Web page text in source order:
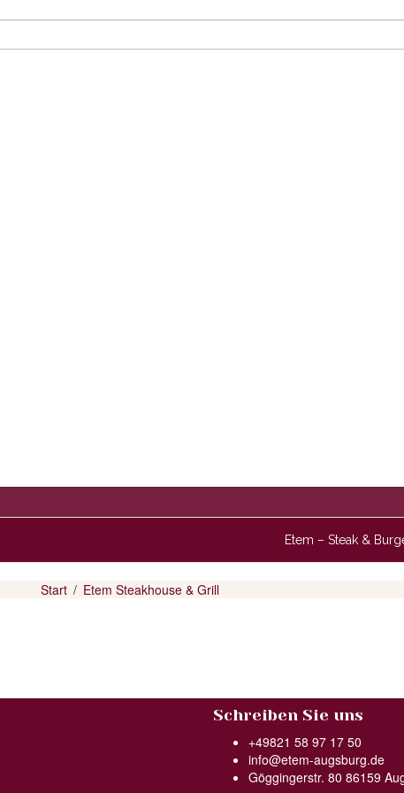
Etem – Steak &
Start Etem Steakhouse & Grill
Schreiben Sie uns
+49821 58 97 17 50
info@etem-augsburg.de
Göggingerstr. 80 86159